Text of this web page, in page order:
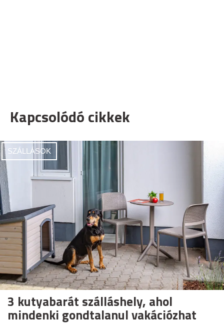
Kapcsolódó cikkek
SZÁLLÁSOK
3 kutyabarát szálláshely, ahol
mindenki gondtalanul vakációzhat